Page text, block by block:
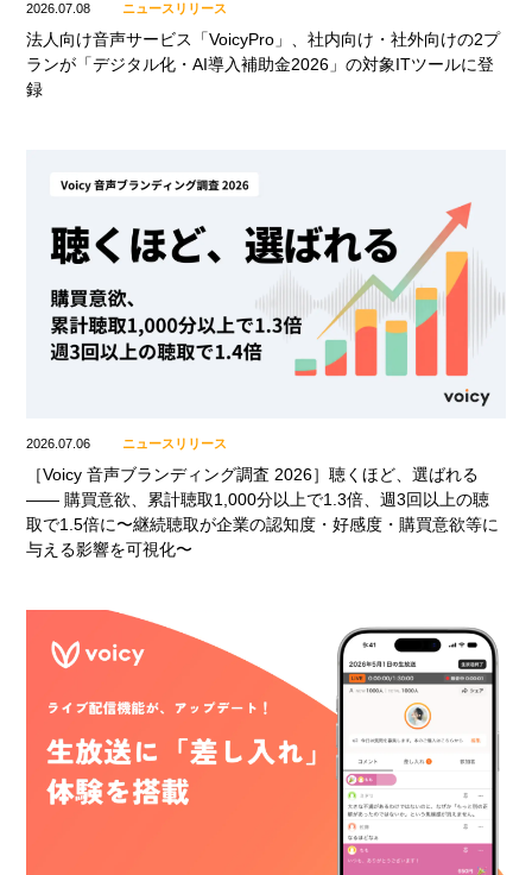
2026.07.08 ニュースリリース
法人向け音声サービス「VoicyPro」、社内向け・社外向けの2プ
ランが「デジタル化・AI導入補助金2026」の対象ITツールに登
録
2026.07.06 ニュースリリース
［Voicy 音声ブランディング調査 2026］聴くほど、選ばれる
—— 購買意欲、累計聴取1,000分以上で1.3倍、週3回以上の聴
取で1.5倍に〜継続聴取が企業の認知度・好感度・購買意欲等に
与える影響を可視化〜